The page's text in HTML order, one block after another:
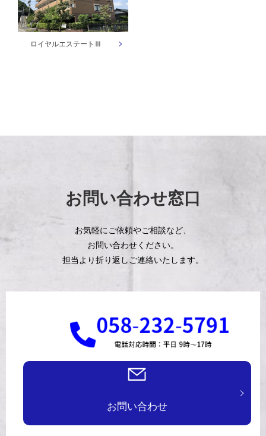
ロイヤルエステートⅢ
お問い合わせ窓口
お気軽にご依頼やご相談など、
お問い合わせください。
担当より折り返しご連絡いたします。
お問い合わせ